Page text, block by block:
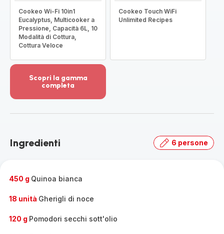
Cookeo Wi-Fi 10in1
Eucalyptus, Multicooker a
Pressione, Capacità 6L, 10
Modalità di Cottura,
Cottura Veloce
Cookeo Touch WiFi
Unlimited Recipes
Scopri la gamma
completa
dettagli
la
Ingredienti 6 persone
450 g Quinoa bianca
18 unità Gherigli di noce
120 g Pomodori secchi sott'olio